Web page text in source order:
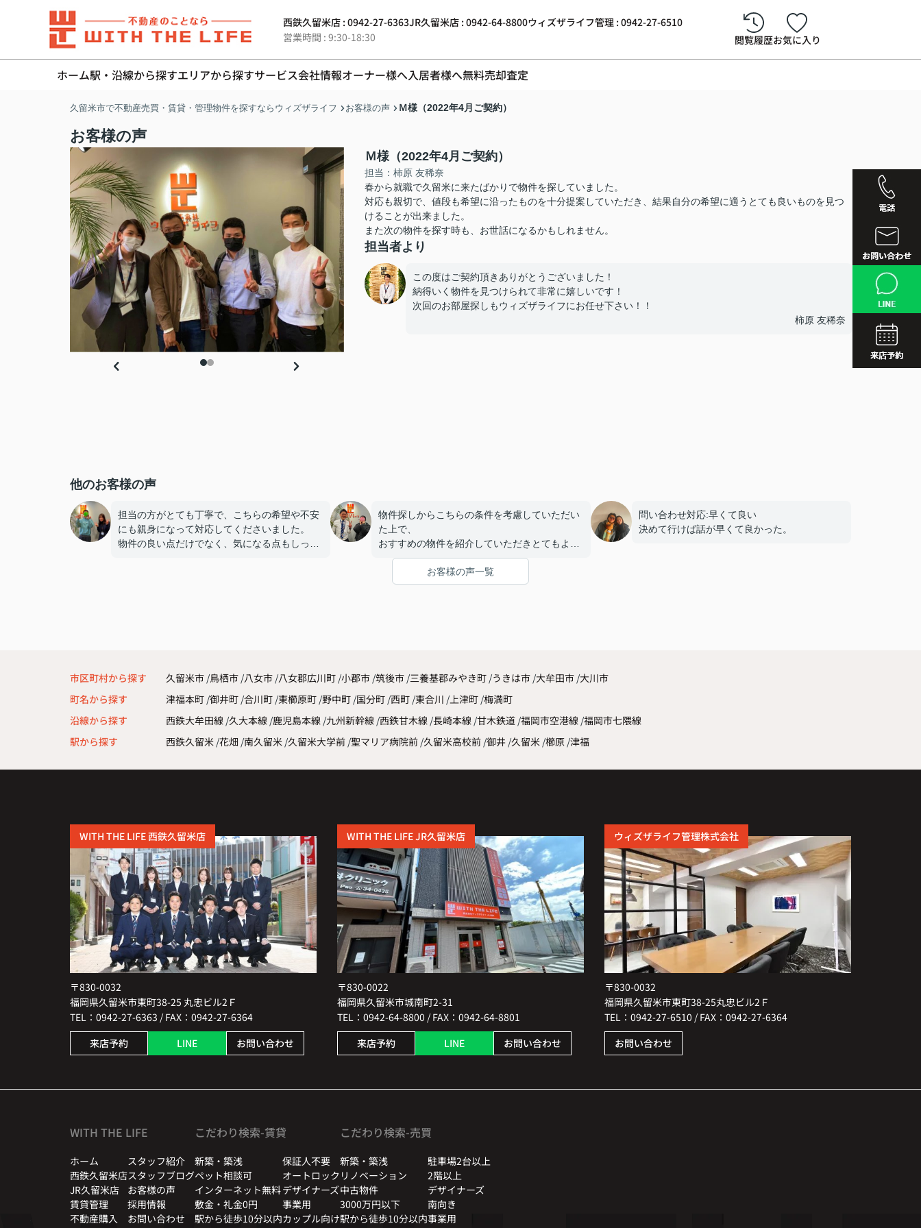
西鉄久留米店 : 0942-27-6363JR久留米店 : 0942-64-8800ウィズザライフ管理 : 0942-27-6510
営業時間 : 9:30-18:30
閲覧履歴お気に入り
ホーム駅・沿線から探すエリアから探すサービス会社情報オーナー様へ入居者様へ無料売却査定
西鉄久
JR久留
西鉄久
JR久留
久留米市で不動産売買・賃貸・管理物件を探すならウィズザライフ お客様の声 Ｍ様（2022年4月ご契約）
お客様の声
Ｍ様（2022年4月ご契約）
担当：柿原 友稀奈
春から就職で久留米に来たばかりで物件を探していました。
対応も親切で、値段も希望に沿ったものを十分提案していただき、結果自分の希望に適うとても良いものを見つ
けることが出来ました。
また次の物件を探す時も、お世話になるかもしれません。
担当者より
この度はご契約頂きありがとうございました！
納得いく物件を見つけられて非常に嬉しいです！
次回のお部屋探しもウィズザライフにお任せ下さい！！
柿原 友稀奈
他のお客様の声
担当の方がとても丁寧で、こちらの希望や不安
にも親身になって対応してくださいました。
物件の良い点だけでなく、気になる点もしっか
物件探しからこちらの条件を考慮していただい
た上で、
おすすめの物件を紹介していただきとてもよか
ったです。
問い合わせ対応:早くて良い
決めて行けば話が早くて良かった。
お客様の声一覧
市区町村から探す 久留米市 鳥栖市 八女市 八女郡広川町 小郡市 筑後市 三養基郡みやき町 うきは市 大牟田市 大川市
町名から探す
津福本町 御井町 合川町 東櫛原町 野中町 国分町 西町 東合川 上津町 梅満町
沿線から探す
西鉄大牟田線 久大本線 鹿児島本線 九州新幹線 西鉄甘木線 長崎本線 甘木鉄道 福岡市空港線 福岡市七隈線
駅から探す
西鉄久留米 花畑 南久留米 久留米大学前 聖マリア病院前 久留米高校前 御井 久留米 櫛原 津福
WITH THE LIFE 西鉄久留米店
〒830-0032
福岡県久留米市東町38-25 丸忠ビル2Ｆ
TEL：0942-27-6363 / FAX：0942-27-6364
来店予約
LINE お問い合わせ
WITH THE LIFE JR久留米店
〒830-0022
福岡県久留米市城南町2-31
TEL：0942-64-8800 / FAX：0942-64-8801
来店予約
LINE お問い合わせ
ウィズザライフ管理株式会社
〒830-0032
福岡県久留米市東町38-25丸忠ビル2Ｆ
TEL：0942-27-6510 / FAX：0942-27-6364
お問い合わせ
WITH THE LIFE
ホーム
西鉄久留米店
JR久留米店
賃貸管理
不動産購入
スタッフ紹介
スタッフブログ
お客様の声
採用情報
お問い合わせ
こだわり検索-賃貸
新築・築浅
ペット相談可
インターネット無料
敷金・礼金0円
駅から徒歩10分以内
保証人不要
オートロック
デザイナーズ
事業用
カップル向け
こだわり検索-売買
新築・築浅
リノベーション
中古物件
3000万円以下
駅から徒歩10分以内
駐車場2台以上
2階以上
デザイナーズ
南向き
事業用